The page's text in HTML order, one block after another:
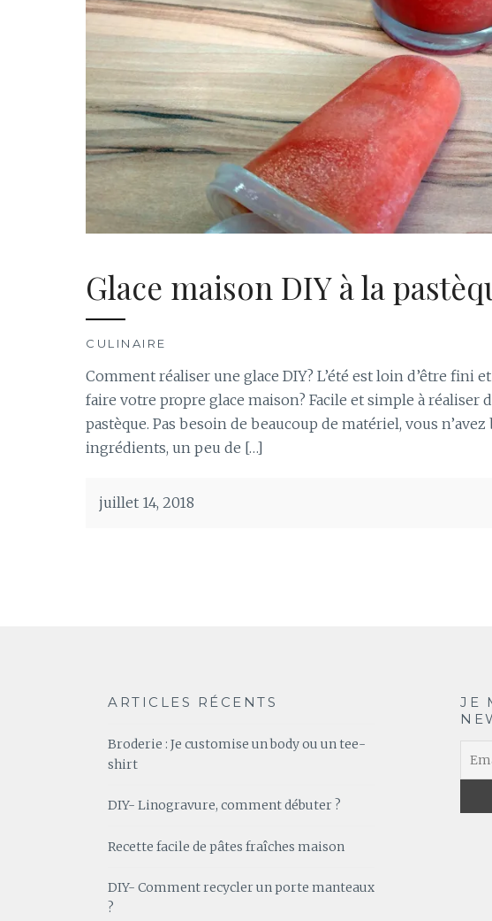
Glace maison DIY à la
CULINAIRE
Comment réaliser une glace DIY? L’été est loin d’être fini
faire votre propre glace maison? Facile et simple à réaliser
pastèque. Pas besoin de beaucoup de matériel, vous
ingrédients, un peu de […]
juillet 14, 2018
ARTICLES RÉCENTS
Broderie : Je customise un body ou un tee-
shirt
DIY- Linogravure, comment débuter ?
Recette facile de pâtes fraîches maison
DIY- Comment recycler un porte manteaux
?
JE